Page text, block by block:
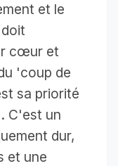
et le
cœur et
'coup de
sa priorité
C'est un
dur,
et une